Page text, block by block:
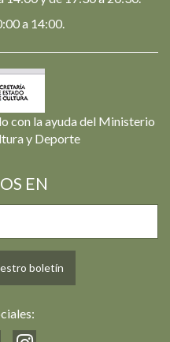
a 14:00.
con la ayuda del Ministerio
y Deporte
EN
boletín